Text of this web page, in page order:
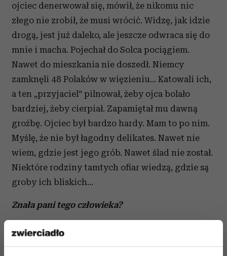
ojciec denerwował się, mówił, że nikomu nic
złego nie zrobił, że musi wrócić. Widzę, jak idzie
drogą, jest już daleko, ale jeszcze odwraca się do
mnie i macha. Pojechał do Solca pociągiem.
Nawet do mieszkania nie doszedł. Niemcy
zamknęli 48 Polaków w więzieniu… Katowali ich,
a ten „przyjaciel” pilnował, żeby ojca bolało
bardziej, żeby cierpiał. Zapamiętał mu dawną
groźbę. Ojciec był bardzo hardy. Mam to po nim.
Myślę, że nie był łagodny delikates. Nawet nie
wiem, gdzie jest jego grób. Nawet ślad nie został.
Niektóre rodziny tamtych ofiar wiedzą, gdzie są
groby ich bliskich…
Znała pani tego człowieka?
Tak, z imienia i nazwiska. Całą okupację mieszkał